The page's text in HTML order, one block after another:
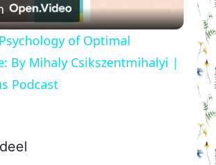
Video
of Optimal
By Mihaly Csikszentmihalyi |
Podcast